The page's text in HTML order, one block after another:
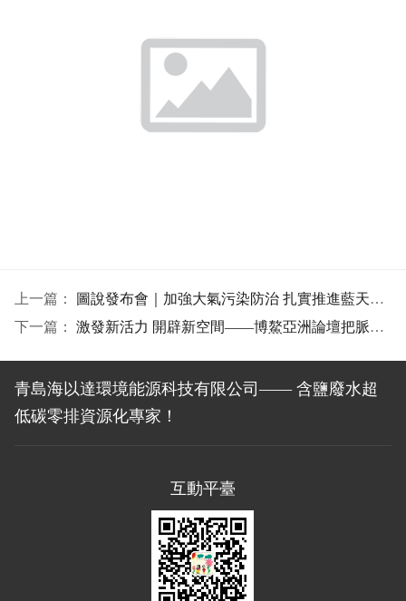
上一篇：
圖說發布會｜加強大氣污染防治 扎實推進藍天保衛戰
下一篇： 激發新活力 開辟新空間——博鰲亞洲論壇把脈數字經濟發展
青島海以達環境能源科技有限公司—— 含鹽廢水超
低碳零排資源化專家！
互動平臺